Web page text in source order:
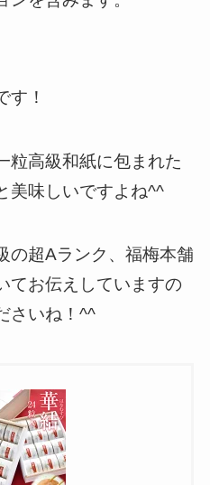
す！
粒高級和紙に包まれた
美味しいですよね^^
の超Aランク、福梅本舗
てお伝えしていますの
さいね！^^